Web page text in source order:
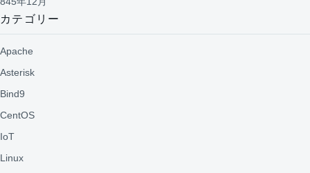
カテゴリー
Apache
Asterisk
Bind9
CentOS
IoT
Linux